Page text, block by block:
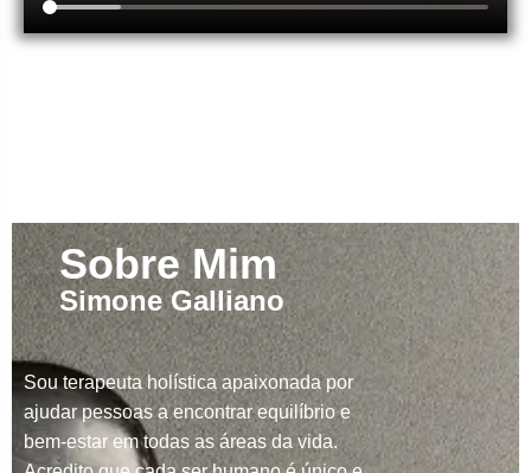
Sobre Mim
Simone Galliano
Sou terapeuta holística apaixonada por
ajudar pessoas a encontrar equilíbrio e
bem-estar em todas as áreas da vida.